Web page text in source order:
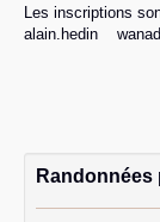
Les inscriptions
alain.hedin
Randonnées